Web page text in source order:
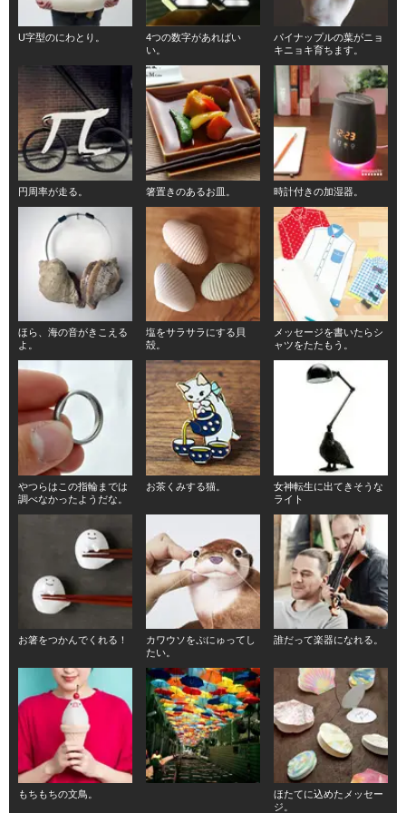
U字型のにわとり。
4つの数字があればい
い。
パイナップルの葉がニョ
キニョキ育ちます。
円周率が走る。 箸置きのあるお皿。 時計付きの加湿器。
ほら、海の音がきこえる
よ。
塩をサラサラにする貝
殻。
メッセージを書いたらシ
ャツをたたもう。
やつらはこの指輪までは
調べなかったようだな。
お茶くみする猫。
女神転生に出てきそうな
ライト
お箸をつかんでくれる！
カワウソをぷにゅってし
たい。
誰だって楽器になれる。
もちもちの文鳥。
ほたてに込めたメッセー
ジ。